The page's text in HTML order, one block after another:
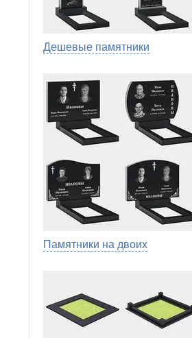
Дешевые памятники
Памятники на двоих